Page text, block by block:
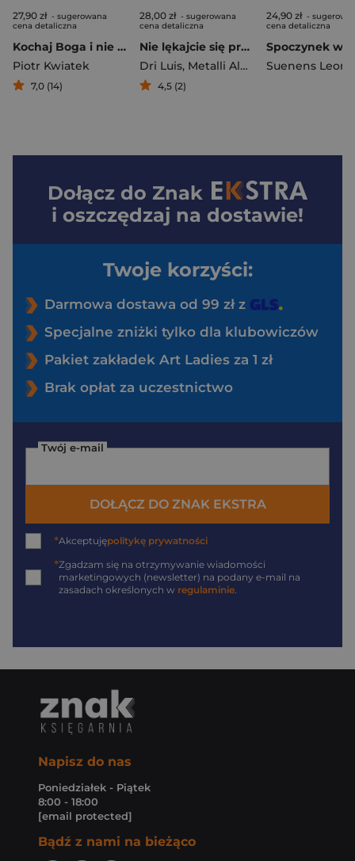
27,90 zł - sugerowana
cena detaliczna
Kochaj Boga i nie bój się być szczęśliwym
Piotr Kwiatek
7,0 (14)
28,00 zł - sugerowana
cena detaliczna
Nie lękajcie się przebaczać.
Dri Luis, Metalli Alver
4,5 (2)
24,90 zł -
cena detaliczna
Dołącz do Znak
i oszczędzaj na dostawie!
Twoje korzyści:
Darmowa dostawa od 99 zł z
Specjalne zniżki tylko dla klubowiczów
Pakiet zakładek Art Ladies za 1 zł
Brak opłat za uczestnictwo
Twój e-mail
DOŁĄCZ DO ZNAK EKSTRA
*Akceptujępolitykę prywatności
*Zgadzam się na otrzymywanie wiadomości
marketingowych (newsletter) na podany e-mail na
zasadach określonych w regulaminie
Napisz do nas
Poniedziałek - Piątek
8:00 - 18:00
[email protected]
Bądź z nami na bieżąco